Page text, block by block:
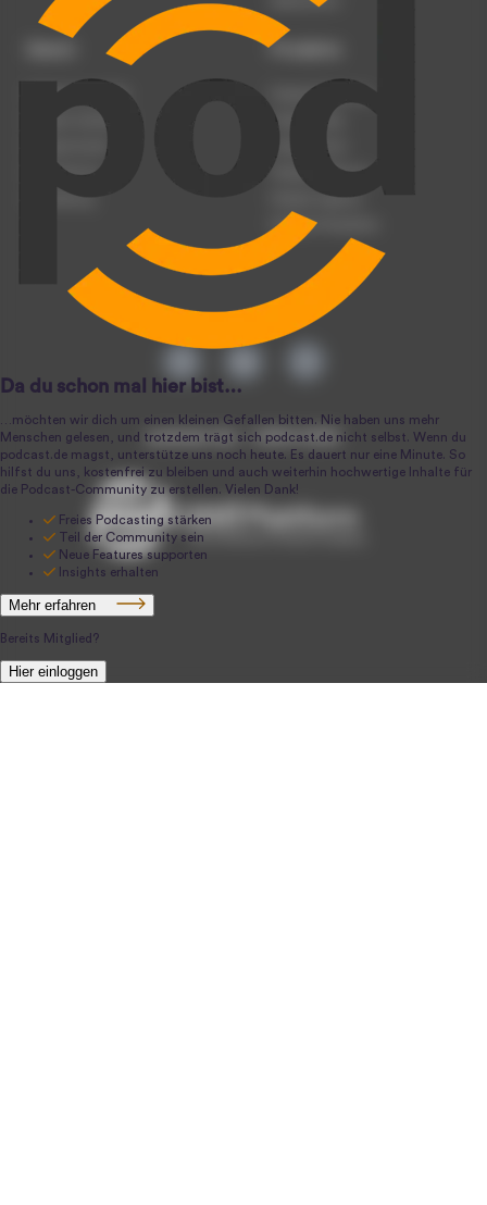
Podcast anmelden
Podcast hochladen
Podcast-Events
Registrierung
Anmeldung
Produkte
Podcast-Beratung
Podcast-Jobs
Podcast-Push
Podcast-Werbung
Podcast-Agentur
Podcast-Produktion
podcast.de ~ 2004-2026